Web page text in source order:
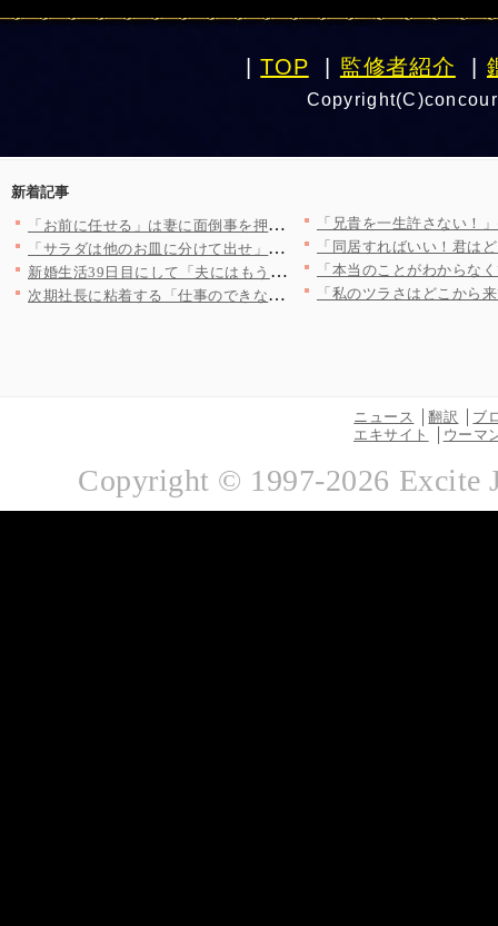
|TOP 監修者紹介
新着記事
「お前に任せる」は妻に面倒事を押し付けてるだけ…無関心な夫に妻…
「サラダは他のお皿に分けて出せ」と怒鳴る夫…妻の仕事にも否定的…
新婚生活39日目にして「夫にはもう一つの家庭が」あった！？【新…
次期社長に粘着する「仕事のできないおじさん」…常務の正体を社員…
ニュース 翻訳
ブ
エキサイト
ウーマ
Copyright © 1997-2026 Excite